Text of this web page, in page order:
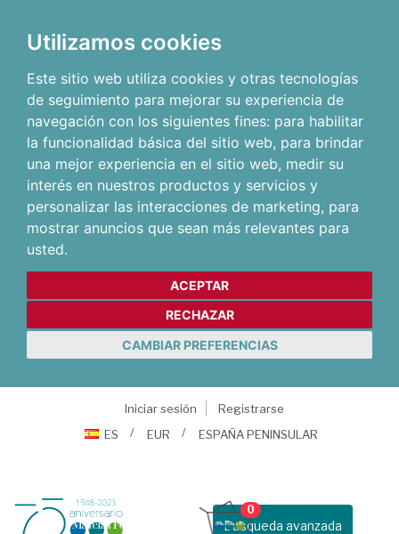
Utilizamos cookies
Este sitio web utiliza cookies y otras tecnologías
de seguimiento para mejorar su experiencia de
navegación con los siguientes fines: para habilitar
la funcionalidad básica del sitio web, para brindar
una mejor experiencia en el sitio web, medir su
interés en nuestros productos y servicios y
personalizar las interacciones de marketing, para
mostrar anuncios que sean más relevantes para
usted.
ACEPTAR
RECHAZAR
CAMBIAR PREFERENCIAS
Iniciar sesión
Registrarse
ES
EUR ESPAÑA PENINSULAR
Busqueda avanzada
0